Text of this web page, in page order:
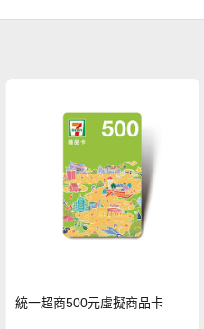
統一超商500元虛擬商品卡